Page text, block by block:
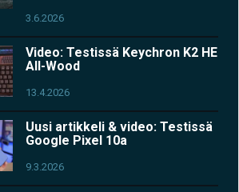
3.6.2026
Video: Testissä Keychron K2 HE
All-Wood
13.4.2026
Uusi artikkeli & video: Testissä
Google Pixel 10a
9.3.2026